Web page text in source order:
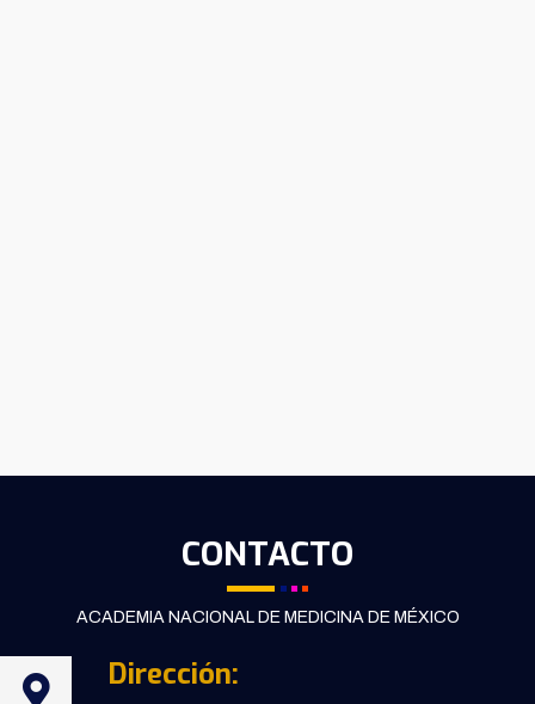
CONTACTO
ACADEMIA NACIONAL DE MEDICINA DE MÉXICO
Dirección: